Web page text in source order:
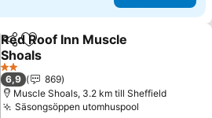
Dela Lägg till i Mina Favoriter
Red Roof Inn Muscle
Shoals
Se priser
2 Stjärnor
6,9
869
Muscle Shoals, 3.2 km till Sheffield
Säsongsöppen utomhuspool